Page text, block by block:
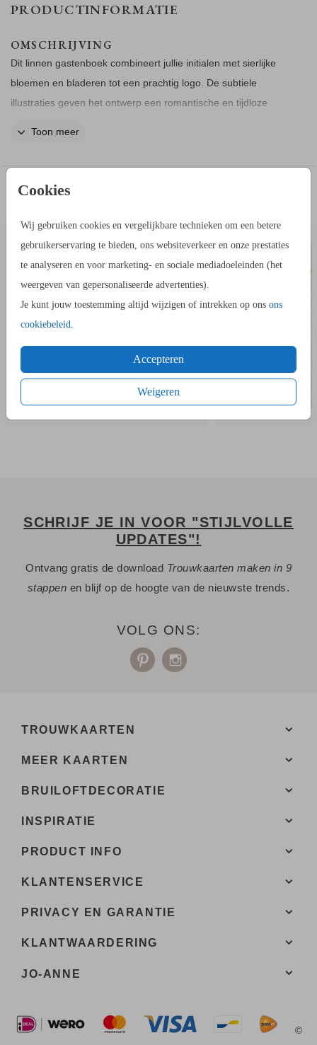
Cookies
Wij gebruiken cookies en vergelijkbare technieken om een betere
gebruikerservaring te bieden, ons websiteverkeer en onze prestaties
te analyseren en voor marketing- en sociale mediadoeleinden (het
weergeven van gepersonaliseerde advertenties).
Je kunt jouw toestemming altijd wijzigen of intrekken op ons ons
cookiebeleid.
Accepteren
Weigeren
PRODUCTINFORMATIE
OMSCHRIJVING
Dit linnen gastenboek combineert jullie initialen met sierlijke
bloemen en bladeren tot een prachtig logo. De subtiele
illustraties geven het ontwerp een romantische en tijdloze
Dit gastenboek heeft 40 bladen, dus 80 zijden om te
beschrijven.
Het aantal bladen kan niet aangepast worden.
De bladzijden zijn crèmekleurig, niet bedrukt en goed te
beschrijven
COLLECTIE
bijpassende producten.
Toon meer
IN DEZELFDE STIJL KUN JE DIT OOK
SCHRIJF JE IN VOOR "STIJLVOLLE
UPDATES"!
Ontvang gratis de download Trouwkaarten maken in 9
stappen en blijf op de hoogte van de nieuwste trends.
VOLG ONS:
TROUWKAARTEN
MEER KAARTEN
BRUILOFTDECORATIE
INSPIRATIE
PRODUCT INFO
KLANTENSERVICE
PRIVACY EN GARANTIE
KLANTWAARDERING
JO-ANNE
©